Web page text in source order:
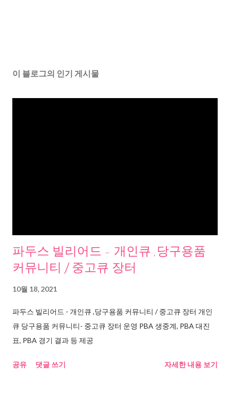
이 블로그의 인기 게시물
파두스 빌리어드 - 개인큐 ,당구용품
커뮤니티 / 중고큐 장터
10월 18, 2021
파두스 빌리어드 - 개인큐 ,당구용품 커뮤니티 / 중고큐 장터 개인
큐 당구용품 커뮤니티- 중고큐 장터 운영 PBA 생중계, PBA 대진
표, PBA 경기 결과 등 제공
공유 댓글 쓰기 자세한 내용 보기